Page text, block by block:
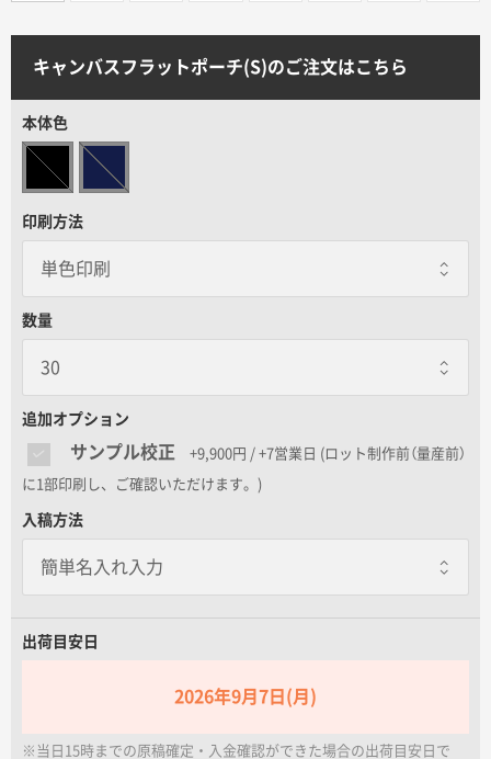
サイトメニュー
ご注文の流れ
データ入稿ガイド
よくあるご質問
名入れグループサイト
キャンバスフラットポーチ(S)のご注文はこちら
本体色
印刷方法
数量
追加オプション
サンプル校正 +9,900円 / +7営業日 (ロット制作前（量産前）
に1部印刷し、ご確認いただけます。)
入稿方法
出荷目安日
2026年9月7日(月)
※当日15時までの原稿確定・入金確認ができた場合の出荷目安日で